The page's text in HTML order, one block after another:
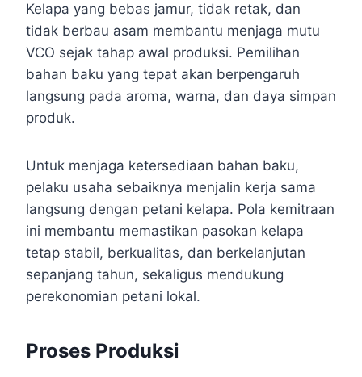
Kelapa yang bebas jamur, tidak retak, dan
tidak berbau asam membantu menjaga mutu
VCO sejak tahap awal produksi. Pemilihan
bahan baku yang tepat akan berpengaruh
langsung pada aroma, warna, dan daya simpan
produk.
Untuk menjaga ketersediaan bahan baku,
pelaku usaha sebaiknya menjalin kerja sama
langsung dengan petani kelapa. Pola kemitraan
ini membantu memastikan pasokan kelapa
tetap stabil, berkualitas, dan berkelanjutan
sepanjang tahun, sekaligus mendukung
perekonomian petani lokal.
Proses Produksi